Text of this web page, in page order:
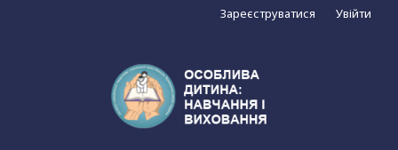
Зареєструватися Увійти